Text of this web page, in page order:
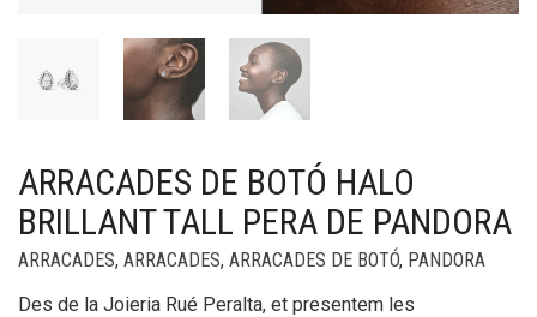
ARRACADES DE BOTÓ HALO
BRILLANT TALL PERA DE PANDORA
ARRACADES, ARRACADES, ARRACADES DE BOTÓ, PANDORA
Des de la Joieria Rué Peralta, et presentem les